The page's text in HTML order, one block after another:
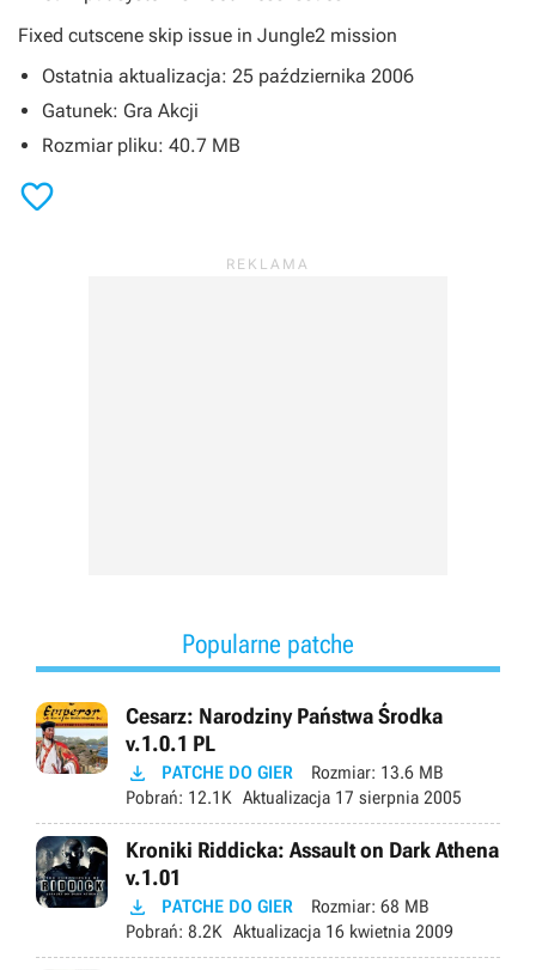
Fixed cutscene skip issue in Jungle2 mission
Ostatnia aktualizacja: 25 października 2006
Gatunek: Gra Akcji
Rozmiar pliku: 40.7 MB

Popularne patche
Cesarz: Narodziny Państwa Środka
v.1.0.1 PL
 PATCHE DO GIER Rozmiar: 13.6 MB
Pobrań: 12.1K Aktualizacja 17 sierpnia 2005
Kroniki Riddicka: Assault on Dark Athena
v.1.01
 PATCHE DO GIER Rozmiar: 68 MB
Pobrań: 8.2K Aktualizacja 16 kwietnia 2009